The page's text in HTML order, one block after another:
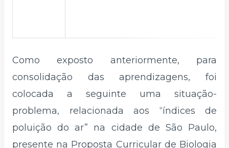
Como exposto anteriormente, para
consolidação das aprendizagens, foi
colocada a seguinte uma situação-
problema, relacionada aos “índices de
poluição do ar” na cidade de São Paulo,
presente na Proposta Curricular de Biologia